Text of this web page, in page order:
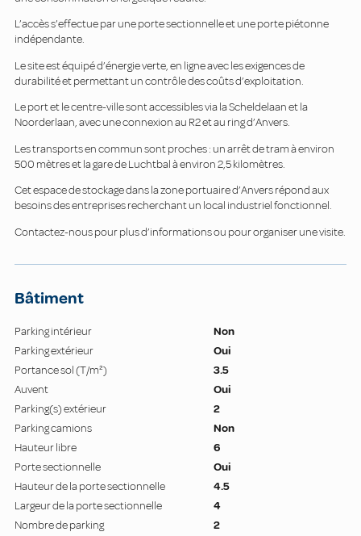
L’accès s’effectue par une porte sectionnelle et une porte piétonne
indépendante.
Le site est équipé d’énergie verte, en ligne avec les exigences de
durabilité et permettant un contrôle des coûts d’exploitation.
Le port et le centre-ville sont accessibles via la Scheldelaan et la
Noorderlaan, avec une connexion au R2 et au ring d’Anvers.
Les transports en commun sont proches : un arrêt de tram à environ
500 mètres et la gare de Luchtbal à environ 2,5 kilomètres.
Cet espace de stockage dans la zone portuaire d’Anvers répond aux
besoins des entreprises recherchant un local industriel fonctionnel.
Contactez-nous pour plus d’informations ou pour organiser une visite.
Bâtiment
Parking intérieur
Non
Parking extérieur
Oui
Portance sol (T/m²)
3.5
Auvent
Oui
Parking(s) extérieur
2
Parking camions
Non
Hauteur libre
6
Porte sectionnelle
Oui
Hauteur de la porte sectionnelle
4.5
Largeur de la porte sectionnelle
4
Nombre de parking
2